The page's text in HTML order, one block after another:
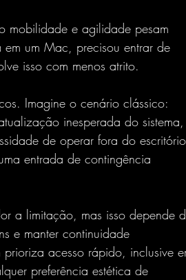
mobilidade e agilidade pesam
um Mac, precisou entrar de
isso com menos atrito.
Imagine o cenário clássico:
inesperada do sistema,
de operar fora do
entrada de contingência
a limitação, mas isso depende
e manter continuidade
acesso rápido, inclusive
preferência estética de